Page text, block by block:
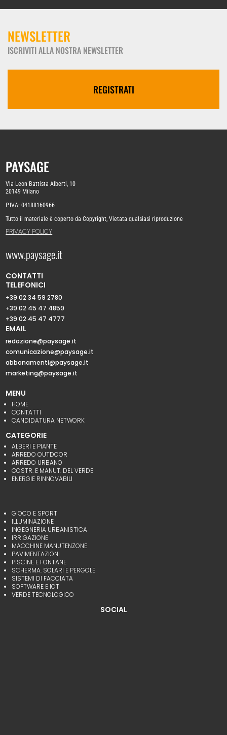
NEWSLETTER
ISCRIVITI ALLA NOSTRA NEWSLETTER
REGISTRATI
PAYSAGE
Via Leon Battista Alberti, 10
20149 Milano
P.IVA: 04188160966
Tutto il materiale è coperto da Copyright, Vietata qualsiasi riproduzione
PRIVACY POLICY
www.paysage.it
CONTATTI
TELEFONICI
+39 02 34 59 2780
+39 02 45 47 4859
+39 02 45 47 4777
EMAIL
redazione@paysage.it
comunicazione@paysage.it
abbonamenti@paysage.it
marketing@paysage.it
MENU
HOME
CONTATTI
CANDIDATURA NETWORK
CATEGORIE
ALBERI E PIANTE
ARREDO OUTDOOR
ARREDO URBANO
COSTR. E MANUT. DEL VERDE
ENERGIE RINNOVABILI
GIOCO E SPORT
ILLUMINAZIONE
INGEGNERIA URBANISTICA
IRRIGAZIONE
MACCHINE MANUTENZONE
PAVIMENTAZIONI
PISCINE E FONTANE
SCHERMA. SOLARI E PERGOLE
SISTEMI DI FACCIATA
SOFTWARE E IOT
VERDE TECNOLOGICO
SOCIAL